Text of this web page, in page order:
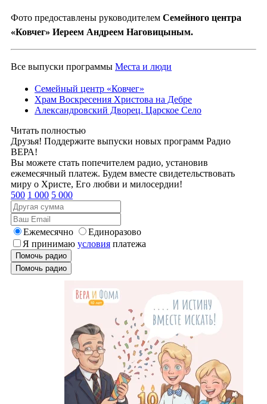
Фото предоставлены руководителем Семейного центра
«Ковчег» Иереем Андреем Наговицыным.
Все выпуски программы Места и люди
Семейный центр «Ковчег»
Храм Воскресения Христова на Дебре
Александровский Дворец. Царское Село
Читать полностью
Друзья! Поддержите выпуски новых программ Радио
ВЕРА!
Вы можете стать попечителем радио, установив
ежемесячный платеж. Будем вместе свидетельствовать
миру о Христе, Его любви и милосердии!
500 1 000 5 000
Ежемесячно
Единоразово
Я принимаю условия платежа
Помочь радио
Помочь радио